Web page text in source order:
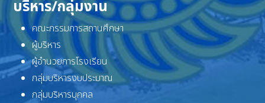
บริหาร/กลุ่มงาน
คณะกรรมการสถานศึกษา
ผู้บริหาร
ผู้อำนวยการโรงเรียน
กลุ่มบริหารงบประมาณ
กลุ่มบริหารบุคคล